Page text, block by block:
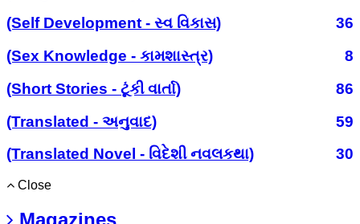
(Self Development - સ્વ વિકાસ)
36
(Sex Knowledge - કામશાસ્ત્ર)
8
(Short Stories - ટૂંકી વાર્તા)
86
(Translated - અનુવાદ)
59
(Translated Novel - વિદેશી નવલકથા)
30
Close
Magazines